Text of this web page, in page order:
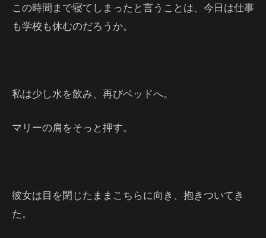
この時間まで寝てしまったと言うことは、今日は仕事
も学校も休むのだろうか。
私は少し水を飲み、再びベッドへ。
マリーの肩をそっと押す。
彼女は目を閉じたままこちらに向き、抱きついてき
た。